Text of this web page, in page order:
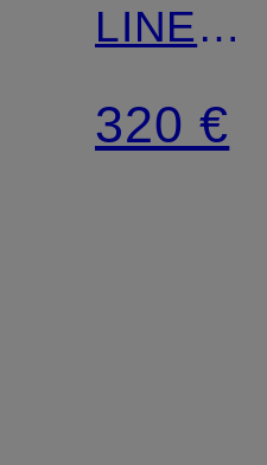
LINE
MEDUSA
AND
320 €